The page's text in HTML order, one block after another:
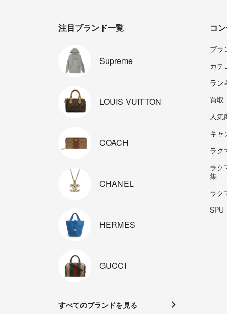
注目ブランド一覧
Supreme
LOUIS VUITTON
COACH
CHANEL
HERMES
GUCCI
すべてのブランドを見る
コ
ブラ
カテ
ラン
買取
人
キャ
ラク
ラク
集
ラク
SPU